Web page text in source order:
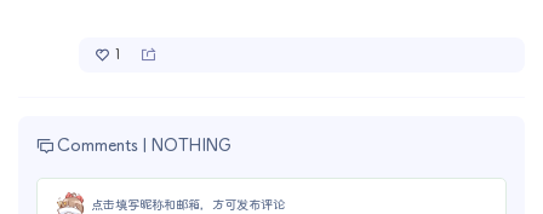
1
Comments | NOTHING
点击填写昵称和邮箱，方可发布评论